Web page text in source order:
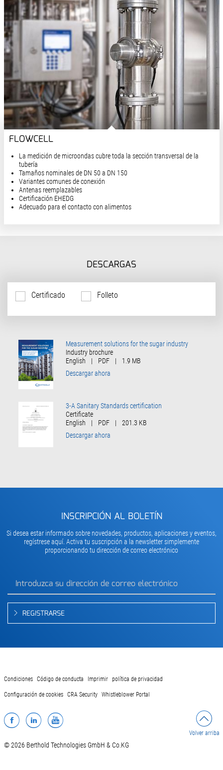
FLOWCELL
La medición de microondas cubre toda la sección transversal de la
tubería
Tamaños nominales de DN 50 a DN 150
Variantes comunes de conexión
Antenas reemplazables
Certificación EHEDG
Adecuado para el contacto con alimentos
DESCARGAS
Certificado Folleto
Measurement solutions for the sugar industry
Industry brochure
English
| PDF |
1.9 MB
Descargar ahora
3-A Sanitary Standards certification
Certificate
English
| PDF |
201.3 KB
Descargar ahora
INSCRIPCIÓN AL BOLETÍN
Si desea estar informado sobre novedades, productos, aplicaciones y eventos,
regístrese aquí. Activa tu suscripción a la newsletter simplemente
proporcionando tu dirección de correo electrónico
REGISTRARSE
Condiciones Código de conducta Imprimir política de privacidad
Configuración de cookies CRA Security Whistleblower Portal
Facebook
LinkedInYouTube
Volver arriba
© 2026 Berthold Technologies GmbH & Co.KG